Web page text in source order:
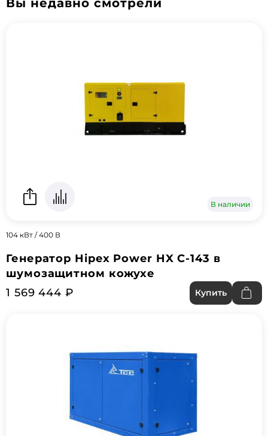
Вы недавно смотрели
В наличии
104 кВт / 400 В
Генератор Hipex Power HX C-143 в
шумозащитном кожухе
1 569 444 ₽
Купить